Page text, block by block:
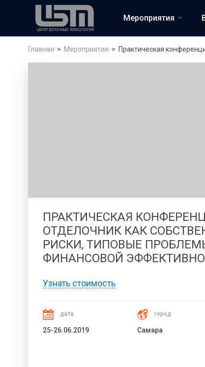
Мероприятия
Главная Мероприятия Практическая
ПРАКТИЧЕСКАЯ
ОТДЕЛОЧНИК КАК
РИСКИ, ТИПОВЫЕ
ФИНАНСОВОЙ
Узнать стоимость
дата
25-26.06.2019
город
Самара